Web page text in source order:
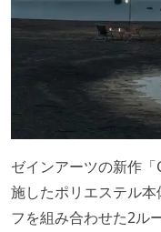
ゼインアーツの新作
施したポリエステル
フを組み合わせた2ル